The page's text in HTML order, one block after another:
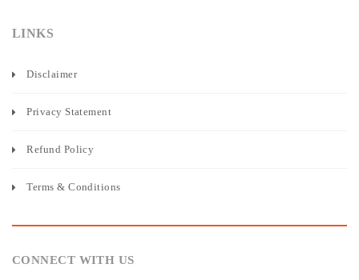
LINKS
Disclaimer
Privacy Statement
Refund Policy
Terms & Conditions
CONNECT WITH US